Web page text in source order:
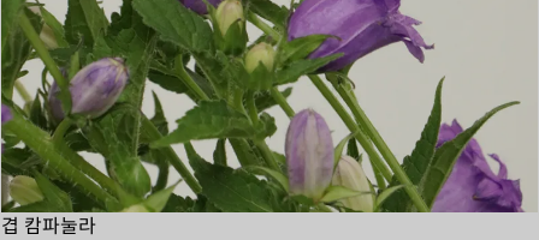
겹 캄파눌라